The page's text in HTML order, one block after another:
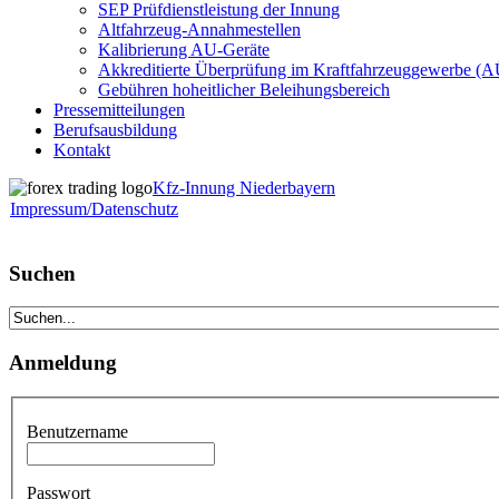
SEP Prüfdienstleistung der Innung
Altfahrzeug-Annahmestellen
Kalibrierung AU-Geräte
Akkreditierte Überprüfung im Kraftfahrzeuggewerbe
Gebühren hoheitlicher Beleihungsbereich
Pressemitteilungen
Berufsausbildung
Kontakt
Kfz-Innung Niederbayern
Impressum/Datenschutz
Suchen
Anmeldung
Benutzername
Passwort